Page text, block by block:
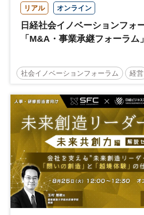
リアル オンライン
日経社会イノベーションフォ
「M&A・事業承継フォーラム」
社会イノベーションフォーラム 経営
事業承継 中堅中小企業
日経社会イノベーションフォーラム